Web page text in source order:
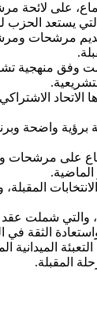
على لائحة
يستعد الحزب
مرشحات
منهجية
برؤية واضحة
مرشحات
الماضية.
وتندرج هذه المحطة ضمن الدينامية
الثقة
المقبلة.